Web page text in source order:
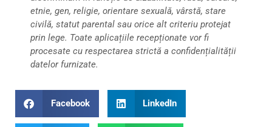
etnie, gen, religie, orientare sexuală, vârstă, stare
civilă, statut parental sau orice alt criteriu protejat
prin lege. Toate aplicațiile recepționate vor fi
procesate cu respectarea strictă a confidențialității
datelor furnizate.
Facebook LinkedIn